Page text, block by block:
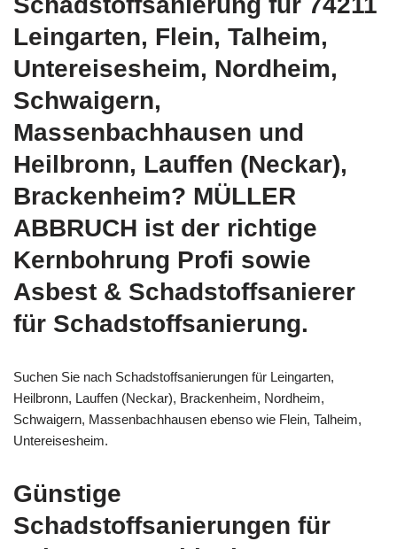
Leingarten, Flein, Talheim,
Untereisesheim, Nordheim,
Schwaigern,
Massenbachhausen und
Heilbronn, Lauffen (Neckar),
Brackenheim? MÜLLER
ABBRUCH ist der richtige
Kernbohrung Profi sowie
Asbest & Schadstoffsanierer
für Schadstoffsanierung.
Suchen Sie nach Schadstoffsanierungen für Leingarten,
Heilbronn, Lauffen (Neckar), Brackenheim, Nordheim,
Schwaigern, Massenbachhausen ebenso wie Flein, Talheim,
Untereisesheim.
Günstige
Schadstoffsanierungen für